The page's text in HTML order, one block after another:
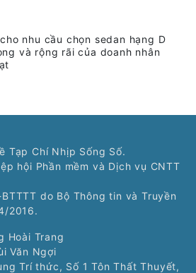
nhu cầu chọn sedan hạng D
và rộng rãi của doanh nhân
Tạp Chí Nhịp Sống Số.
hội Phần mềm và Dịch vụ CNTT
do Bộ Thông tin và Truyền
2016.
Hoài Trang
Văn Ngợi
Trí thức, Số 1 Tôn Thất Thuyết,